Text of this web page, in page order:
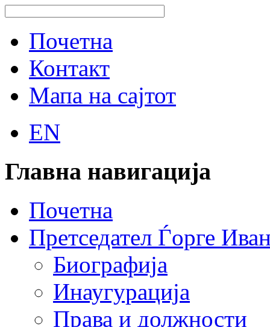
Почетна
Контакт
Мапа на сајтот
EN
Главна навигација
Почетна
Претседател Ѓорге
Биографија
Инаугурација
Права и должности